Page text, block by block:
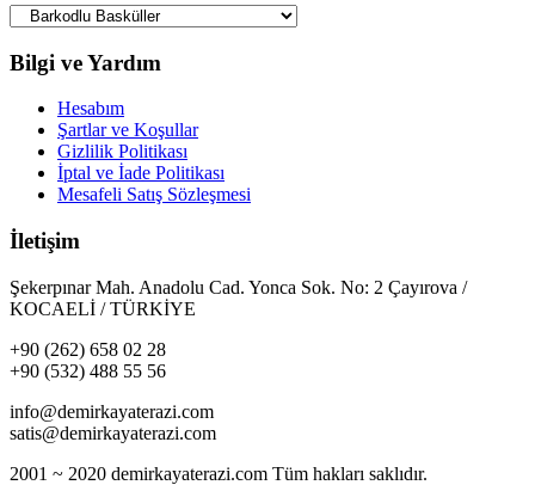
Bilgi ve Yardım
Hesabım
Şartlar ve Koşullar
Gizlilik Politikası
İptal ve İade Politikası
Mesafeli Satış Sözleşmesi
İletişim
Şekerpınar Mah. Anadolu Cad. Yonca Sok. No: 2 Çayırova /
KOCAELİ / TÜRKİYE
+90 (262) 658 02 28
+90 (532) 488 55 56
info@demirkayaterazi.com
satis@demirkayaterazi.com
2001 ~ 2020 demirkayaterazi.com Tüm hakları saklıdır.